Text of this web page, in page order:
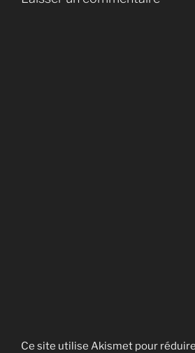
Ce site utilise Akismet pour